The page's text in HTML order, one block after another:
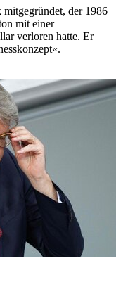
der 1986
mit einer
verloren hatte. Er